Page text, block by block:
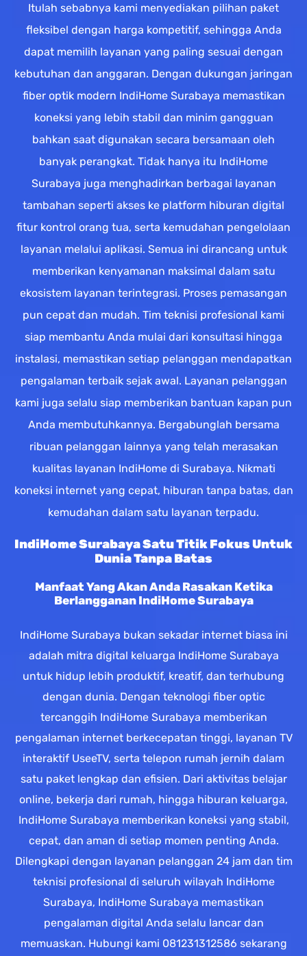
Itulah sebabnya kami menyediakan pilihan paket
fleksibel dengan harga kompetitif, sehingga Anda
dapat memilih layanan yang paling sesuai dengan
kebutuhan dan anggaran. Dengan dukungan jaringan
fiber optik modern IndiHome Surabaya memastikan
koneksi yang lebih stabil dan minim gangguan
bahkan saat digunakan secara bersamaan oleh
banyak perangkat. Tidak hanya itu IndiHome
Surabaya juga menghadirkan berbagai layanan
tambahan seperti akses ke platform hiburan digital
fitur kontrol orang tua, serta kemudahan pengelolaan
layanan melalui aplikasi. Semua ini dirancang untuk
memberikan kenyamanan maksimal dalam satu
ekosistem layanan terintegrasi. Proses pemasangan
pun cepat dan mudah. Tim teknisi profesional kami
siap membantu Anda mulai dari konsultasi hingga
instalasi, memastikan setiap pelanggan mendapatkan
pengalaman terbaik sejak awal. Layanan pelanggan
kami juga selalu siap memberikan bantuan kapan pun
Anda membutuhkannya. Bergabunglah bersama
ribuan pelanggan lainnya yang telah merasakan
kualitas layanan IndiHome di Surabaya. Nikmati
koneksi internet yang cepat, hiburan tanpa batas, dan
kemudahan dalam satu layanan terpadu.
IndiHome Surabaya Satu Titik Fokus Untuk
Dunia Tanpa Batas
Manfaat Yang Akan Anda Rasakan Ketika
Berlangganan IndiHome Surabaya
IndiHome Surabaya bukan sekadar internet biasa ini
adalah mitra digital keluarga IndiHome Surabaya
untuk hidup lebih produktif, kreatif, dan terhubung
dengan dunia. Dengan teknologi fiber optic
tercanggih IndiHome Surabaya memberikan
pengalaman internet berkecepatan tinggi, layanan TV
interaktif UseeTV, serta telepon rumah jernih dalam
satu paket lengkap dan efisien. Dari aktivitas belajar
online, bekerja dari rumah, hingga hiburan keluarga,
IndiHome Surabaya memberikan koneksi yang stabil,
cepat, dan aman di setiap momen penting Anda.
Dilengkapi dengan layanan pelanggan 24 jam dan tim
teknisi profesional di seluruh wilayah IndiHome
Surabaya, IndiHome Surabaya memastikan
pengalaman digital Anda selalu lancar dan
memuaskan. Hubungi kami 081231312586 sekarang